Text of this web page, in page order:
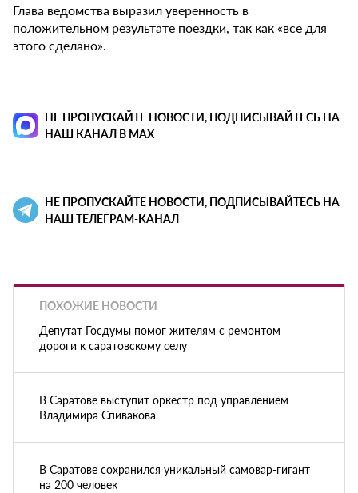
Глава ведомства выразил уверенность в
положительном результате поездки, так как «все для
этого сделано».
НЕ ПРОПУСКАЙТЕ НОВОСТИ, ПОДПИСЫВАЙТЕСЬ НА
НАШ КАНАЛ В MAX
НЕ ПРОПУСКАЙТЕ НОВОСТИ, ПОДПИСЫВАЙТЕСЬ НА
НАШ ТЕЛЕГРАМ-КАНАЛ
ПОХОЖИЕ НОВОСТИ
Депутат Госдумы помог жителям с ремонтом
дороги к саратовскому селу
В Саратове выступит оркестр под управлением
Владимира Спивакова
В Саратове сохранился уникальный самовар-гигант
на 200 человек